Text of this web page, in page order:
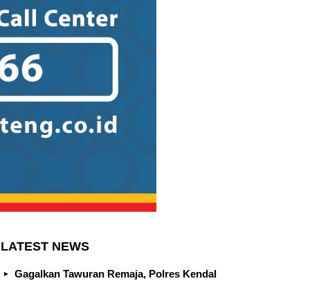
LATEST NEWS
Gagalkan Tawuran Remaja, Polres Kendal